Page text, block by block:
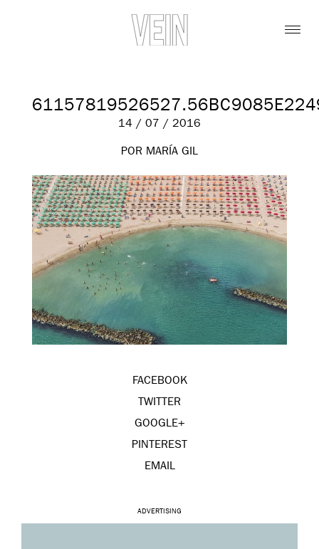
14 / 07 / 2016
POR MARÍA GIL
FACEBOOK
TWITTER
GOOGLE+
PINTEREST
EMAIL
ADVERTISING